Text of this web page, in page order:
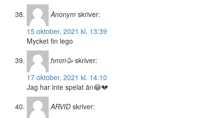
Anonym skriver:
15 oktober, 2021 kl. 13:39
Mycket fin lego
hmm🥳 skriver:
17 oktober, 2021 kl. 14:10
Jag har inte spelat än😂💔
ARVID skriver: